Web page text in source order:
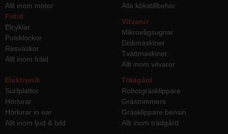
Allt inom motor
Alla kökstillbehör
Fritid
Elcyklar
Pulsklockor
Resväskor
Allt inom fritid
Vitvaror
Mikrovågsugnar
Diskmaskiner
Tvättmaskiner
Allt inom vitvaror
Elektronik
Surfplattor
Hörlurar
Hörlurar in ear
Allt inom ljud & bild
Trädgård
Robotgräsklippare
Grästrimmers
Gräsklippare bensin
Allt inom trädgård